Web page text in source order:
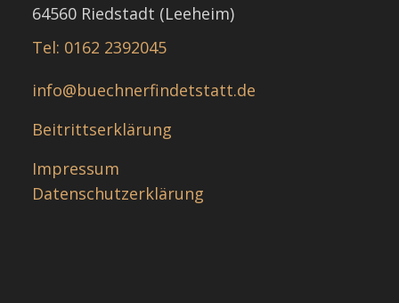
64560 Riedstadt (Leeheim)
Tel: 0162 2392045
info@buechnerfindetstatt.de
Beitrittserklärung
Impressum
Datenschutzerklärung